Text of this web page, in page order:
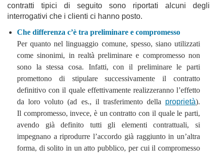
contratti tipici di seguito sono riportati alcuni degli
interrogativi che i clienti ci hanno posto.
Che differenza c’è tra preliminare e compromesso
Per quanto nel linguaggio comune, spesso, siano utilizzati
come sinonimi, in realtà preliminare e compromesso non
sono la stessa cosa. Infatti, con il preliminare le parti
promettono di stipulare successivamente il contratto
definitivo con il quale effettivamente realizzeranno l’effetto
da loro voluto (ad es., il trasferimento della proprietà).
Il compromesso, invece, è un contratto con il quale le parti,
avendo già definito tutti gli elementi contrattuali, si
impegnano a riprodurre l’accordo già raggiunto in un’altra
forma, di solito in un atto pubblico, per cui il compromesso